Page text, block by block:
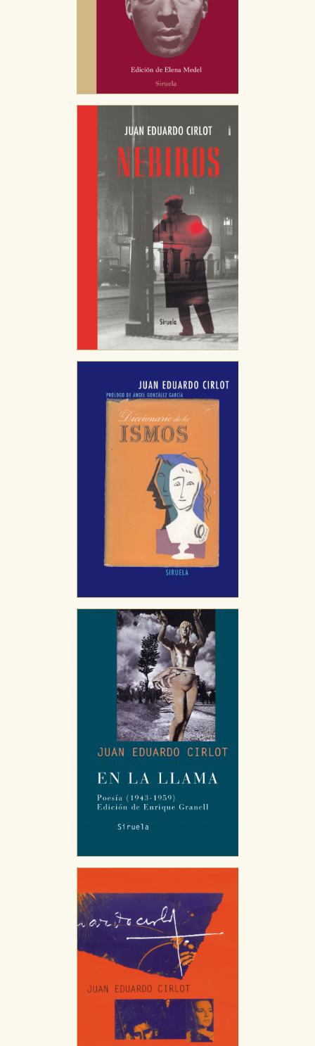
HABILITAR TODO RECHAZAR TODO
Estas cookies son necesarias para que nuestro sitio
web funcione y no es posible deshabilitarlas desde
nuestro sistema. Es posible hacerlo desde el
navegador, pero en ese caso es posible que algunas
áreas de nuestra web dejen de funcionar
Cookies de rendimiento y analíticas
Estas cookies se utilizan para mejorar su experiencia
de navegación y optimizar el funcionamiento de
nuestro sitio web. Almacenan configuraciones de
servicios para que no tenga que reconfigurarlos cada
vez que nos visita. La información es agregada y, por lo
Cookies de publicidad y redes sociales
Estas cookies son gestionadas por nuestros socios
publicitarios y se utilizan para mostrar publicidad
relevante para sus intereses en otros sitios. No
almacenan directamente información personal sino
que se basan en la identificación única de su
navegador y dispositivo de internet.
Puede consultar nuestrapolítica de cookies